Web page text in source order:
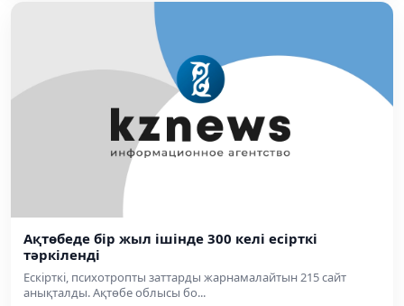
Ақтөбеде бір жыл ішінде 300 келі есірткі
тәркіленді
Ескірткі, психотропты заттарды жарнамалайтын 215 сайт
анықталды. Ақтөбе облысы бо...